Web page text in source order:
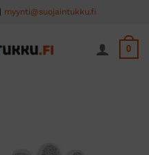
myynti@suojaintukku.fi
0